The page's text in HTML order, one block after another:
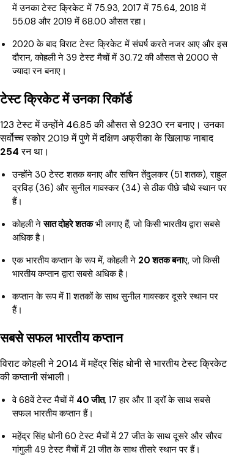
में उनका टेस्ट क्रिकेट में 75.93, 2017 में 75.64, 2018 में
55.08 और 2019 में 68.00 औसत रहा।
2020 के बाद विराट टेस्ट क्रिकेट में संघर्ष करते नजर आए और इस
दौरान, कोहली ने 39 टेस्ट मैचों में 30.72 की औसत से 2000 से
ज्यादा रन बनाए।
टेस्ट क्रिकेट में उनका रिकॉर्ड
123 टेस्ट में उन्होंने 46.85 की औसत से 9230 रन बनाए। उनका
सर्वोच्च स्कोर 2019 में पुणे में दक्षिण अफ्रीका के खिलाफ नाबाद
254रन था।
उन्होंने 30 टेस्ट शतक बनाए और सचिन तेंदुलकर (51 शतक), राहुल
द्रविड़ (36) और सुनील गावस्कर (34) से ठीक पीछे चौथे स्थान पर
हैं।
कोहली नेसात दोहरे शतकभी लगाए हैं, जो किसी भारतीय द्वारा सबसे
अधिक है।
एक भारतीय कप्तान के रूप में, कोहली ने 20 शतक बनाए, जो किसी
भारतीय कप्तान द्वारा सबसे अधिक है।
कप्तान के रूप में 11 शतकों के साथ सुनील गावस्कर दूसरे स्थान पर
हैं।
सबसे सफल भारतीय कप्तान
विराट कोहली ने 2014 में महेंद्र सिंह धोनी से भारतीय टेस्ट क्रिकेट
की कप्तानी संभाली।
वे 68वें टेस्ट मैचों में 40 जीत, 17 हार और 11 ड्रॉ के साथ सबसे
सफल भारतीय कप्तान हैं।
महेंद्र सिंह धोनी 60 टेस्ट मैचों में 27 जीत के साथ दूसरे और सौरव
गांगुली 49 टेस्ट मैचों में 21 जीत के साथ तीसरे स्थान पर हैं।